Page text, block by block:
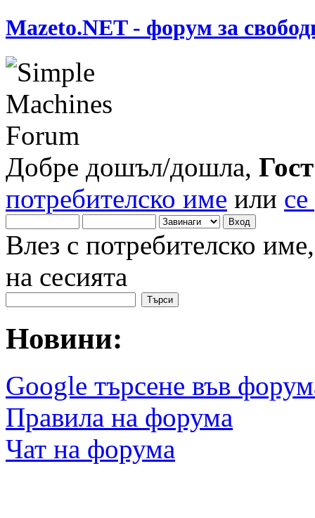
Mazeto.NET - форум за
Добре дошъл/дошла, Гост
потребителско име или
Влез с потребителско
на сесията
Новини:
Google търсене във
Правила на форума
Чат на форума